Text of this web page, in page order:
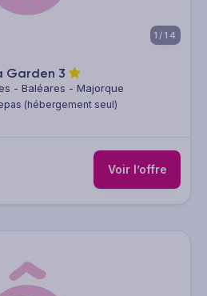
1/14
Garden 3
- Baléares - Majorque
(hébergement seul)
Voir l’offre